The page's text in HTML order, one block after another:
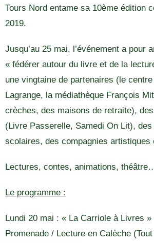
Tours Nord entame sa 10ème édition
2019.
Jusqu’au 25 mai, l’événement a pour
« fédérer autour du livre et de la
une vingtaine de partenaires (le
Lagrange, la médiathèque François
crèches, des maisons de retraite),
(Livre Passerelle, Samedi On Lit),
scolaires, des compagnies artistiques
Lectures, contes, animations,
Le programme :
Lundi 20 mai : « La Carriole à Livres »
Promenade / Lecture en Calèche